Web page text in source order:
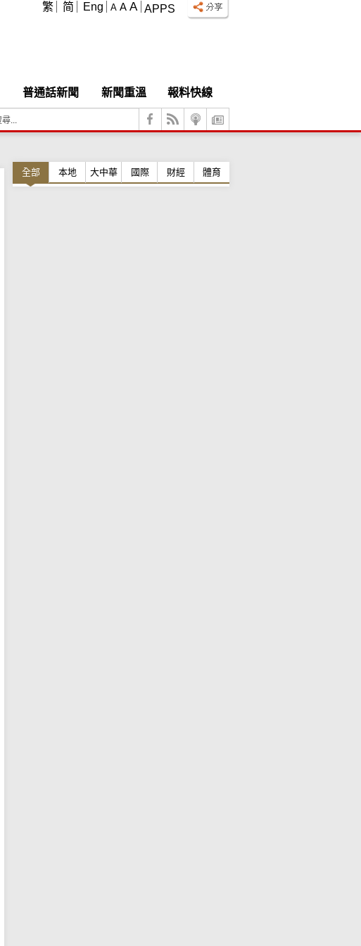
APPS
A A A
繁 简 Eng
普通話新聞 新聞重溫
報料快線
全部 本地 大中華 國際 財經 體育